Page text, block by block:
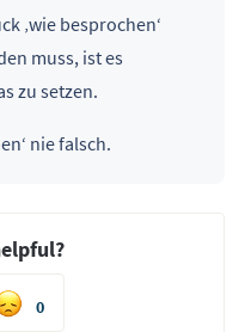
‚wie besprochen‘
muss, ist es
zu setzen.
nie falsch.
0